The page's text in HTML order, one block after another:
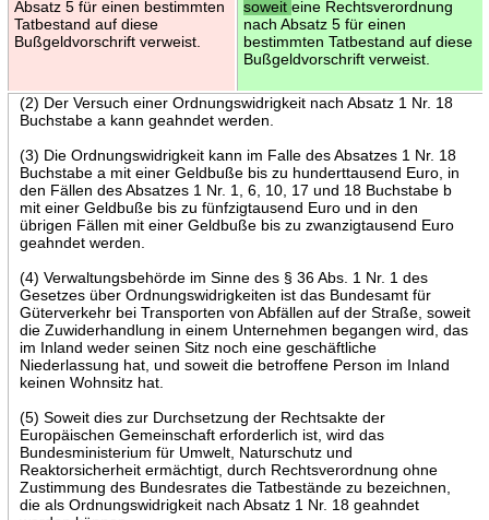
Absatz 5 für einen bestimmten
Tatbestand auf diese
Bußgeldvorschrift verweist.
soweit eine Rechtsverordnung
nach Absatz 5 für einen
bestimmten Tatbestand auf diese
Bußgeldvorschrift verweist.
(2) Der Versuch einer Ordnungswidrigkeit nach Absatz 1 Nr. 18
Buchstabe a kann geahndet werden.
(3) Die Ordnungswidrigkeit kann im Falle des Absatzes 1 Nr. 18
Buchstabe a mit einer Geldbuße bis zu hunderttausend Euro, in
den Fällen des Absatzes 1 Nr. 1, 6, 10, 17 und 18 Buchstabe b
mit einer Geldbuße bis zu fünfzigtausend Euro und in den
übrigen Fällen mit einer Geldbuße bis zu zwanzigtausend Euro
geahndet werden.
(4) Verwaltungsbehörde im Sinne des § 36 Abs. 1 Nr. 1 des
Gesetzes über Ordnungswidrigkeiten ist das Bundesamt für
Güterverkehr bei Transporten von Abfällen auf der Straße, soweit
die Zuwiderhandlung in einem Unternehmen begangen wird, das
im Inland weder seinen Sitz noch eine geschäftliche
Niederlassung hat, und soweit die betroffene Person im Inland
keinen Wohnsitz hat.
(5) Soweit dies zur Durchsetzung der Rechtsakte der
Europäischen Gemeinschaft erforderlich ist, wird das
Bundesministerium für Umwelt, Naturschutz und
Reaktorsicherheit ermächtigt, durch Rechtsverordnung ohne
Zustimmung des Bundesrates die Tatbestände zu bezeichnen,
die als Ordnungswidrigkeit nach Absatz 1 Nr. 18 geahndet